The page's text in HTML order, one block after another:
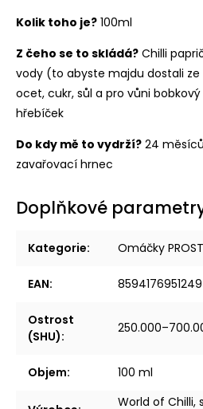
Kolik toho je? 100ml
Z čeho se to skládá? Chilli
vody (to abyste majdu dostali ze
ocet, cukr, sůl a pro vůni
hřebíček
Do kdy mě to vydrží? 24
zavařovací hrnec
Doplňkové
Kategorie: Omáčky
EAN: 8594176951249
Ostrost
(SHU):
Objem: 100 ml
World of Chilli,